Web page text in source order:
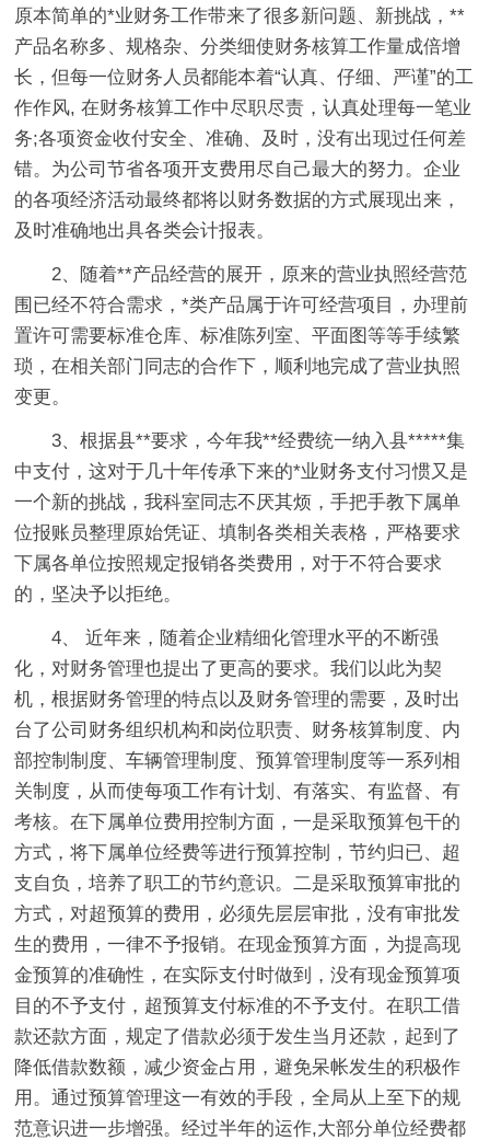
原本简单的*业财务工作带来了很多新问题、新挑战，**
产品名称多、规格杂、分类细使财务核算工作量成倍增
长，但每一位财务人员都能本着“认真、仔细、严谨”的工
作作风, 在财务核算工作中尽职尽责，认真处理每一笔业
务;各项资金收付安全、准确、及时，没有出现过任何差
错。为公司节省各项开支费用尽自己最大的努力。企业
的各项经济活动最终都将以财务数据的方式展现出来，
及时准确地出具各类会计报表。
2、随着**产品经营的展开，原来的营业执照经营范
围已经不符合需求，*类产品属于许可经营项目，办理前
置许可需要标准仓库、标准陈列室、平面图等等手续繁
琐，在相关部门同志的合作下，顺利地完成了营业执照
变更。
3、根据县**要求，今年我**经费统一纳入县*****集
中支付，这对于几十年传承下来的*业财务支付习惯又是
一个新的挑战，我科室同志不厌其烦，手把手教下属单
位报账员整理原始凭证、填制各类相关表格，严格要求
下属各单位按照规定报销各类费用，对于不符合要求
的，坚决予以拒绝。
4、 近年来，随着企业精细化管理水平的不断强
化，对财务管理也提出了更高的要求。我们以此为契
机，根据财务管理的特点以及财务管理的需要，及时出
台了公司财务组织机构和岗位职责、财务核算制度、内
部控制制度、车辆管理制度、预算管理制度等一系列相
关制度，从而使每项工作有计划、有落实、有监督、有
考核。在下属单位费用控制方面，一是采取预算包干的
方式，将下属单位经费等进行预算控制，节约归已、超
支自负，培养了职工的节约意识。二是采取预算审批的
方式，对超预算的费用，必须先层层审批，没有审批发
生的费用，一律不予报销。在现金预算方面，为提高现
金预算的准确性，在实际支付时做到，没有现金预算项
目的不予支付，超预算支付标准的不予支付。在职工借
款还款方面，规定了借款必须于发生当月还款，起到了
降低借款数额，减少资金占用，避免呆帐发生的积极作
用。通过预算管理这一有效的手段，全局从上至下的规
范意识进一步增强。经过半年的运作,大部分单位经费都